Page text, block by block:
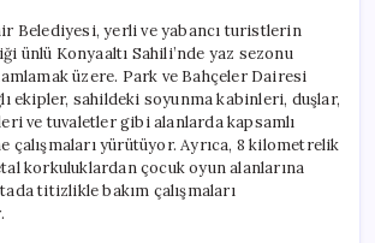
Belediyesi, yerli ve yabancı turistlerin
ünlü Konyaaltı Sahili’nde yaz sezonu
üzere. Park ve Bahçeler Dairesi
ekipler, sahildeki soyunma kabinleri, duşlar,
ve tuvaletler gibi alanlarda kapsamlı
çalışmaları yürütüyor. Ayrıca, 8 kilometrelik
korkuluklardan çocuk oyun alanlarına
titizlikle bakım çalışmaları